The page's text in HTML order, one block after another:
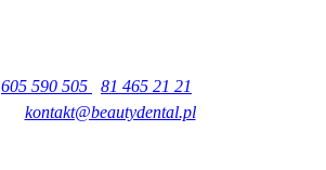
605 590 505
81 465 21 21
kontakt@beautydental.pl